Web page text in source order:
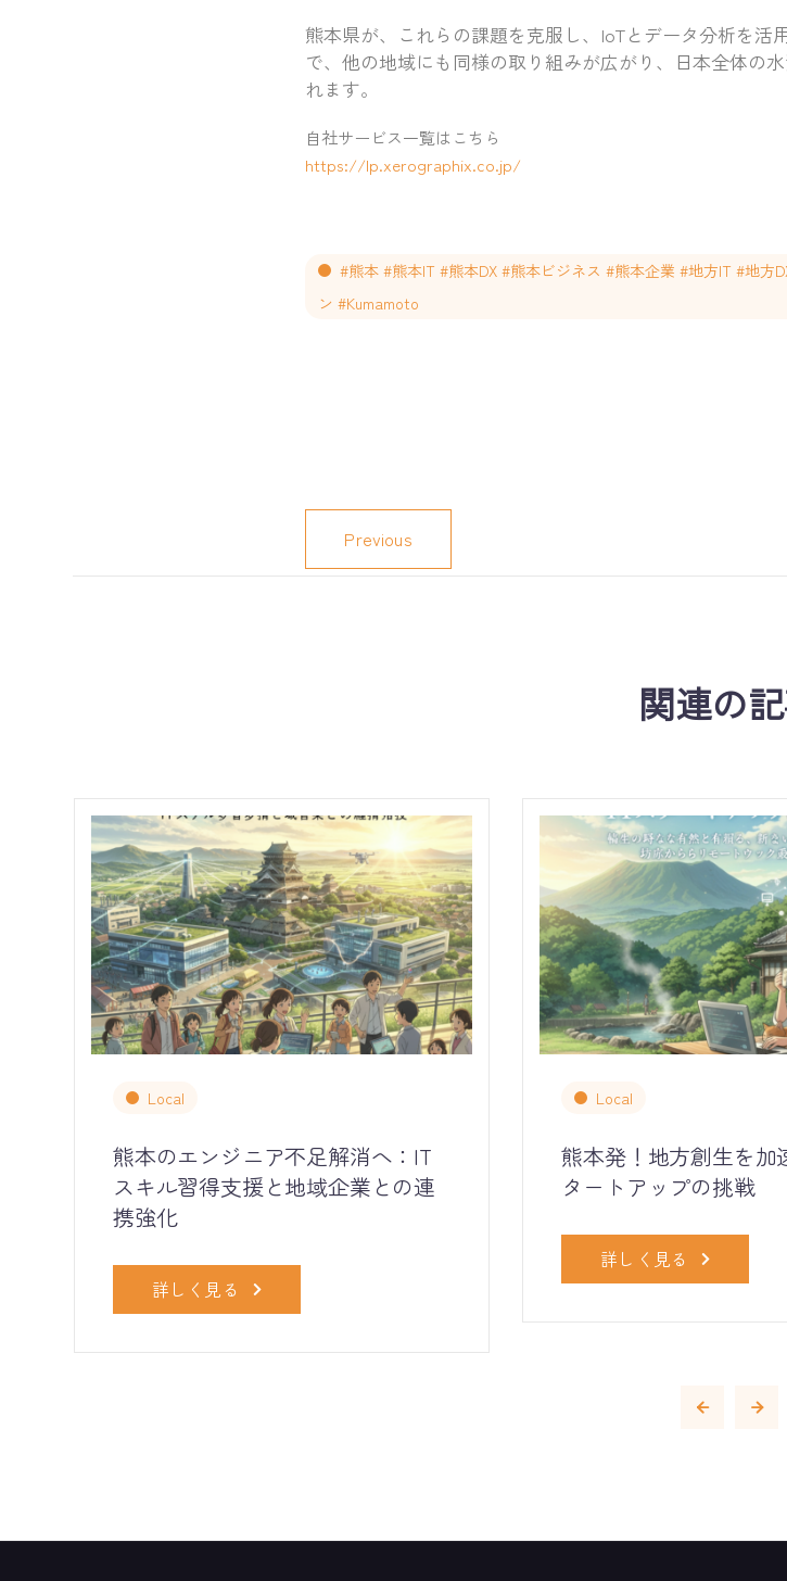
熊本県が、これらの課題を克服し、IoTとデータ分析を活
で、他の地域にも同様の取り組みが広がり、日本全体の
れます。
自社サービス一覧はこちら
https://lp.xerographix.co.jp/
#熊本 #熊本IT #熊本DX #熊本ビジネス #熊本企業 #地方IT #地方
ン #Kumamoto
Previous
関連の
Local
熊本のエンジニア不足解消へ：IT
スキル習得支援と地域企業との連
携強化
詳しく見る
Local
熊本発！地方創生を加
タートアップの挑戦
詳しく見る